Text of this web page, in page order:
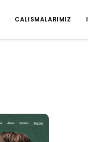
CALISMALARIMIZ